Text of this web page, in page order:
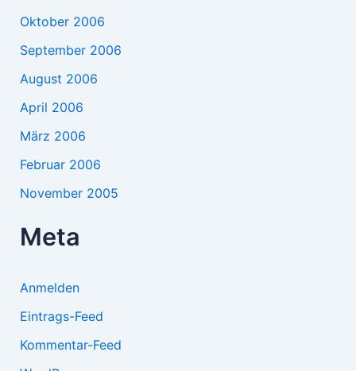
Oktober 2006
September 2006
August 2006
April 2006
März 2006
Februar 2006
November 2005
Meta
Anmelden
Eintrags-Feed
Kommentar-Feed